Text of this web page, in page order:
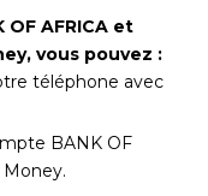
AFRICA et
vous pouvez :
téléphone avec
BANK OF